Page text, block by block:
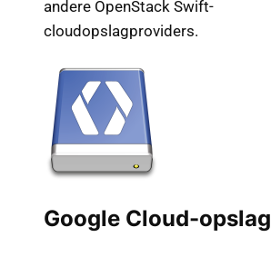
andere OpenStack Swift-
cloudopslagproviders.
Google Cloud-opslag